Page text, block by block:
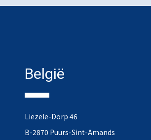
België
Liezele-Dorp 46
B-2870 Puurs-Sint-Amands